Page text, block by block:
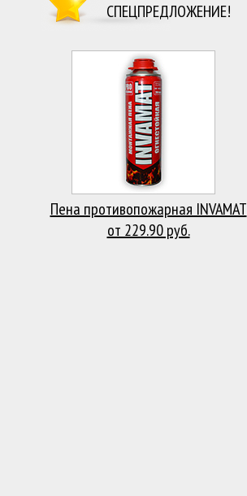
СПЕЦПРЕДЛОЖЕНИЕ!
Пена противопожарная INVAMAT
от 229.90 руб.